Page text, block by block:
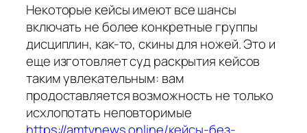
Некоторые кейсы имеют все шансы
включать не более конкретные группы
дисциплин, как-то, скины для ножей. Это и
еще изготовляет суд раскрытия кейсов
таким увлекательным: вам
продоставляется возможность не только
исхлопотать неповторимые